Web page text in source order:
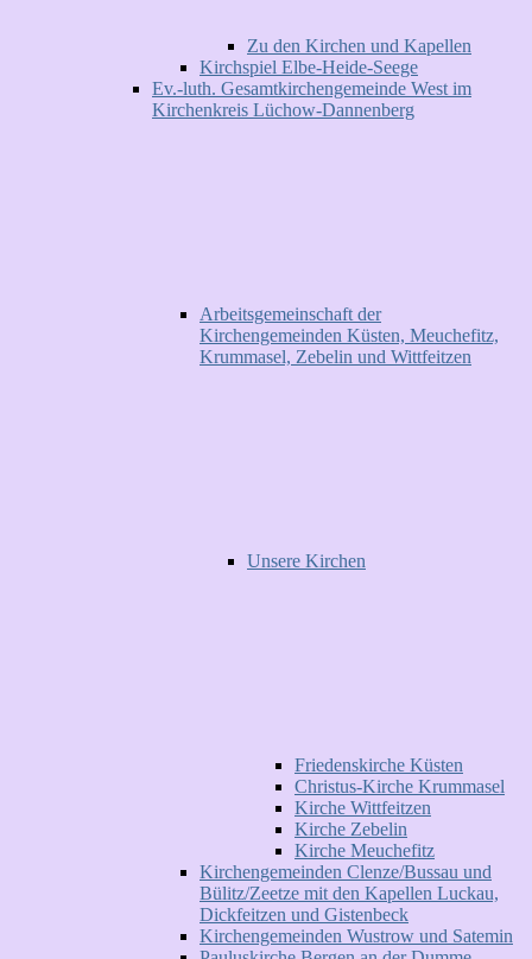
Zu den Kirchen und Kapellen
Kirchspiel Elbe-Heide-Seege
Ev.-luth. Gesamtkirchengemeinde West im
Kirchenkreis Lüchow-Dannenberg
Arbeitsgemeinschaft der
Kirchengemeinden Küsten, Meuchefitz,
Krummasel, Zebelin und Wittfeitzen
Unsere Kirchen
Friedenskirche Küsten
Christus-Kirche Krummasel
Kirche Wittfeitzen
Kirche Zebelin
Kirche Meuchefitz
Kirchengemeinden Clenze/Bussau und
Bülitz/Zeetze mit den Kapellen Luckau,
Dickfeitzen und Gistenbeck
Kirchengemeinden Wustrow und Satemin